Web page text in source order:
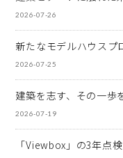
2026-07-26
新たなモデルハウスプ
2026-07-25
建築を志す、その一歩
2026-07-19
「Viewbox」の3年点